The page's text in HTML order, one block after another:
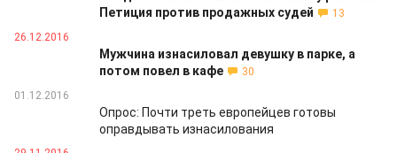
Петиция против продажных судей
13
26.12.2016
Мужчина изнасиловал девушку в парке, а
потом повел в кафе
30
01.12.2016
Опрос: Почти треть европейцев готовы
оправдывать изнасилования